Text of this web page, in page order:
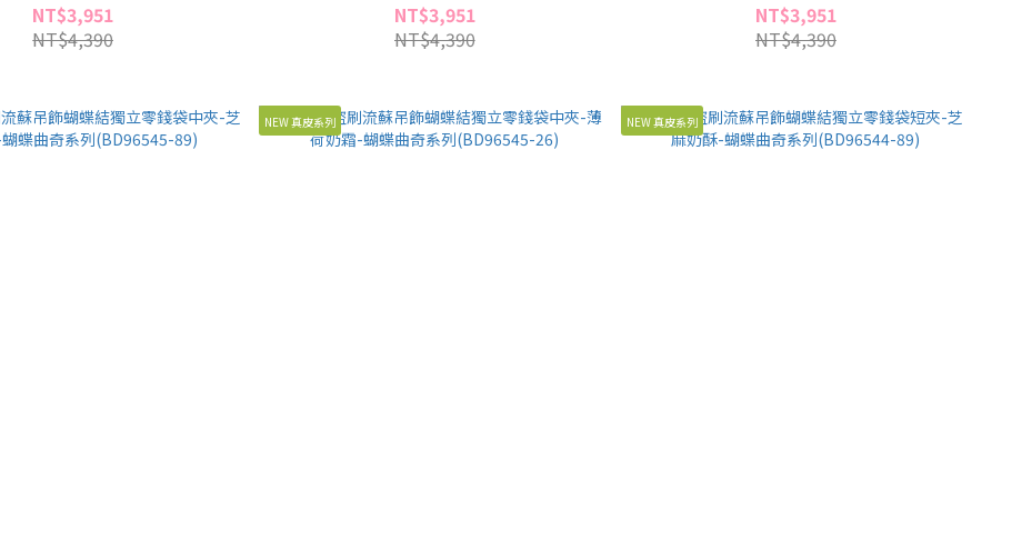
NT$3,951
NT$4,390
NT$3,951
NT$4,390
NT$3,951
NT$4,390
NEW 真皮系列 NEW 真皮系列